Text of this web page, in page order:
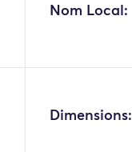
Nom Local:
Dimensions: